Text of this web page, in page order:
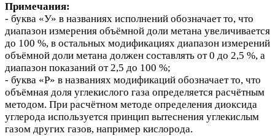
Примечания:
- буква «У» в названиях исполнений обозначает то, что
диапазон измерения объёмной доли метана увеличивается
до 100 %, в остальных модификациях диапазон измерений
объёмной доли метана должен составлять от 0 до 2,5 %, а
диапазон показаний от 2,5 до 100 %;
- буква «Р» в названиях модификаций обозначает то, что
объёмная доля углекислого газа определяется расчётным
методом. При расчётном методе определения диоксида
углерода используется принцип вытеснения углекислым
газом других газов, например кислорода.